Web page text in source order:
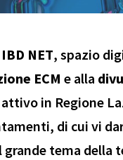
NET, spazio
ECM e alla
in Regione
di cui vi
tema della